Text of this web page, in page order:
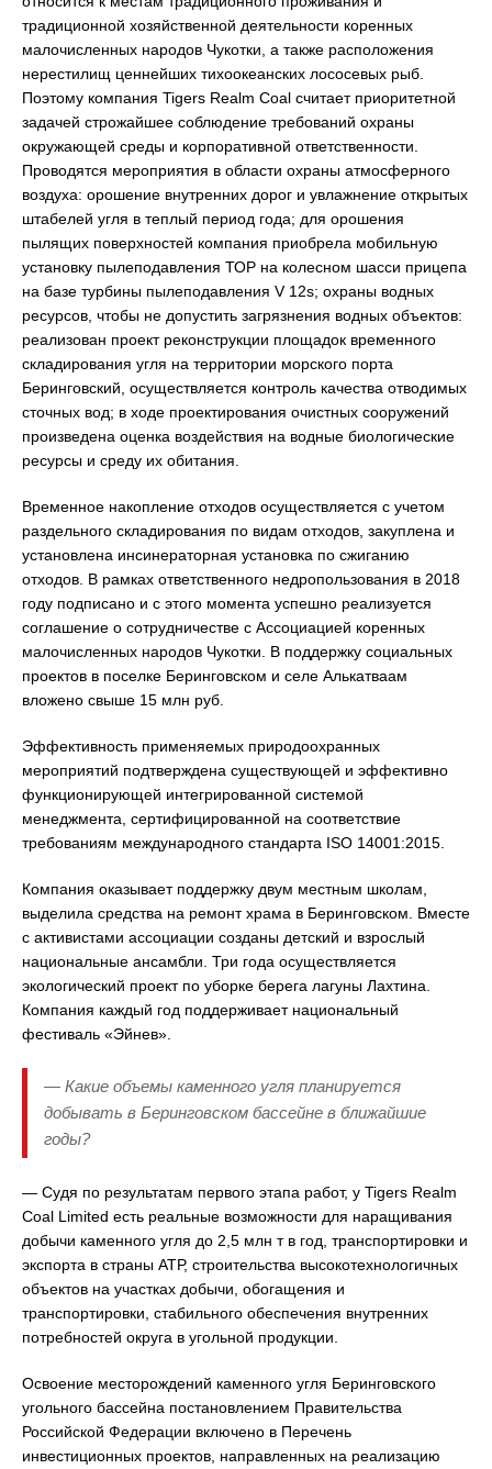
традиционной хозяйственной деятельности коренных
малочисленных народов Чукотки, а также расположения
нерестилищ ценнейших тихоокеанских лососевых рыб.
Поэтому компания Tigers Realm Coal считает приоритетной
задачей строжайшее соблюдение требований охраны
окружающей среды и корпоративной ответственности.
Проводятся мероприятия в области охраны атмосферного
воздуха: орошение внутренних дорог и увлажнение открытых
штабелей угля в теплый период года; для орошения
пылящих поверхностей компания приобрела мобильную
установку пылеподавления ТОР на колесном шасси прицепа
на базе турбины пылеподавления V 12s; охраны водных
ресурсов, чтобы не допустить загрязнения водных объектов:
реализован проект реконструкции площадок временного
складирования угля на территории морского порта
Беринговский, осуществляется контроль качества отводимых
сточных вод; в ходе проектирования очистных сооружений
произведена оценка воздействия на водные биологические
ресурсы и среду их обитания.
Временное накопление отходов осуществляется с учетом
раздельного складирования по видам отходов, закуплена и
установлена инсинераторная установка по сжиганию
отходов. В рамках ответственного недропользования в 2018
году подписано и с этого момента успешно реализуется
соглашение о сотрудничестве с Ассоциацией коренных
малочисленных народов Чукотки. В поддержку социальных
проектов в поселке Беринговском и селе Алькатваам
вложено свыше 15 млн руб.
Эффективность применяемых природоохранных
мероприятий подтверждена существующей и эффективно
функционирующей интегрированной системой
менеджмента, сертифицированной на соответствие
требованиям международного стандарта ISO 14001:2015.
Компания оказывает поддержку двум местным школам,
выделила средства на ремонт храма в Беринговском. Вместе
с активистами ассоциации созданы детский и взрослый
национальные ансамбли. Три года осуществляется
экологический проект по уборке берега лагуны Лахтина.
Компания каждый год поддерживает национальный
фестиваль «Эйнев».
— Какие объемы каменного угля планируется
добывать в Беринговском бассейне в ближайшие
годы?
— Судя по результатам первого этапа работ, у Tigers Realm
Coal Limited есть реальные возможности для наращивания
добычи каменного угля до 2,5 млн т в год, транспортировки и
экспорта в страны АТР, строительства высокотехнологичных
объектов на участках добычи, обогащения и
транспортировки, стабильного обеспечения внутренних
потребностей округа в угольной продукции.
Освоение месторождений каменного угля Беринговского
угольного бассейна постановлением Правительства
Российской Федерации включено в Перечень
инвестиционных проектов, направленных на реализацию